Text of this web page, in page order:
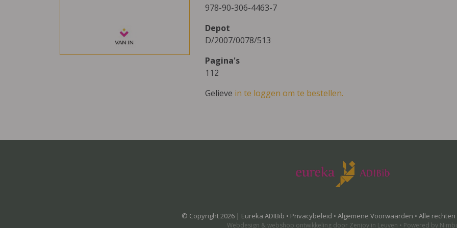
978-90-306-4463-7
Depot
D/2007/0078/513
Pagina's
112
Gelieve in te loggen om te bestellen.
© Copyright 2026 | Eureka ADIBib • Privacybeleid • Algemene Voorwaarden • Alle
Webdesign & webshop ontwikkelingdoor Zenjoy in Leuven • Powered by